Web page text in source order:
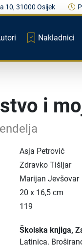
10, 31000 Osijek
Nakladnici
i
Asja Petrović
Zdravko Tišljar
Marijan Jevšovar
20 x 16,5 cm
119
Školska knjiga,
Latinica.